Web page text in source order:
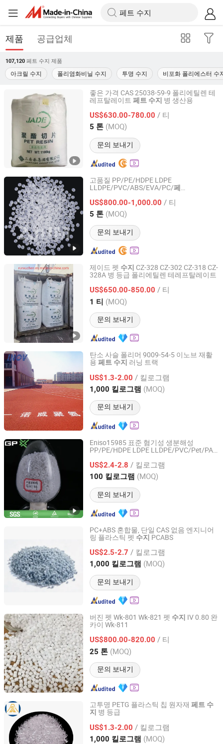
제품 공급업체
107,120 페트 수지 제품
아크릴 수지 폴리염화비닐 수지 투명 수지 비포화 폴리에스터 수
좋은 가격 CAS 25038-59-9 폴리에틸렌 테
레프탈레이트 페트 수지 병 생산용
US$630.00-780.00 / 티
5 톤 (MOQ)
문의 보내기
Shandong Hankewei New Materials Technology Co., Ltd
Shandong, China 이후 2026
고품질 PP/PE/HDPE LDPE
LLDPE/PVC/ABS/EVA/PC/페
으로
US$800.00-1,000.00 / 티
5 톤 (MOQ)
문의 보내기
Shandong Moyun Chemical Co., Ltd.
Shandong, China 이후 2026
제이드 펫 수지 CZ-328 CZ-302 CZ-318 CZ-
328A 병 등급 폴리에틸렌 테레프탈레이트
US$650.00-850.00 / 티
1 티 (MOQ)
문의 보내기
HEBEI RUNXUCHEN TRADING CO., LTD.
Hebei, China 이후 2022
탄소 사슬 폴리머 9009-54-5 이노브 재활
용 페트 수지 러닝 트랙
US$1.3-2.00 / 킬로그램
1,000 킬로그램 (MOQ)
문의 보내기
SHANDONG INOV POLYURETHANE CO., LTD.
Shandong, China 이후 2021
Eniso15985 표준 혐기성 생분해성
PP/PE/HDPE LDPE LLDPE/PVC/Pet/PA
US$2.4-2.8 / 킬로그램
100 킬로그램 (MOQ)
문의 보내기
GP Materials Technology (Jiangsu) Co.,Ltd
Jiangsu, China 이후 2024
PC+ABS 혼합물, 단일 CAS 없음 엔지니어
링 플라스틱 펫 수지 PCABS
US$2.5-2.7 / 킬로그램
1,000 킬로그램 (MOQ)
문의 보내기
Zhejiang Yonei Innovative Material Co., Ltd
Zhejiang, China 이후 2026
버진 펫 Wk-801 Wk-821 펫 수지 IV 0.80 완
카이 Wk-811
US$800.00-820.00 / 티
25 톤 (MOQ)
문의 보내기
Beijing TDD E-Commerce Co., Ltd.
Beijing, China 이후 2020
고투명 PETG 플라스틱 칩 원자재 페트 수
지 병 등급
US$1.3-2.00 / 킬로그램
1,000 킬로그램 (MOQ)
Jiangyin Gegewu New Material Technology Co., Ltd.
Jiangsu, China 이후 2025